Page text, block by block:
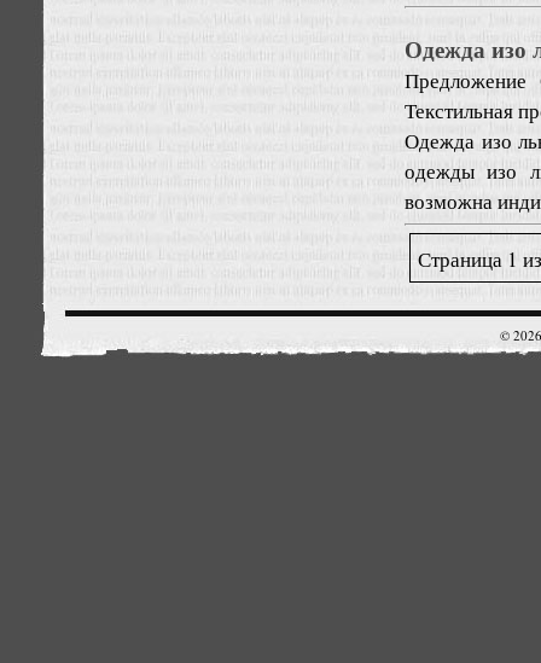
Одежда изо
Предложение
Текстильная
Одежда изо
одежды изо
возможна
Страница 1
©